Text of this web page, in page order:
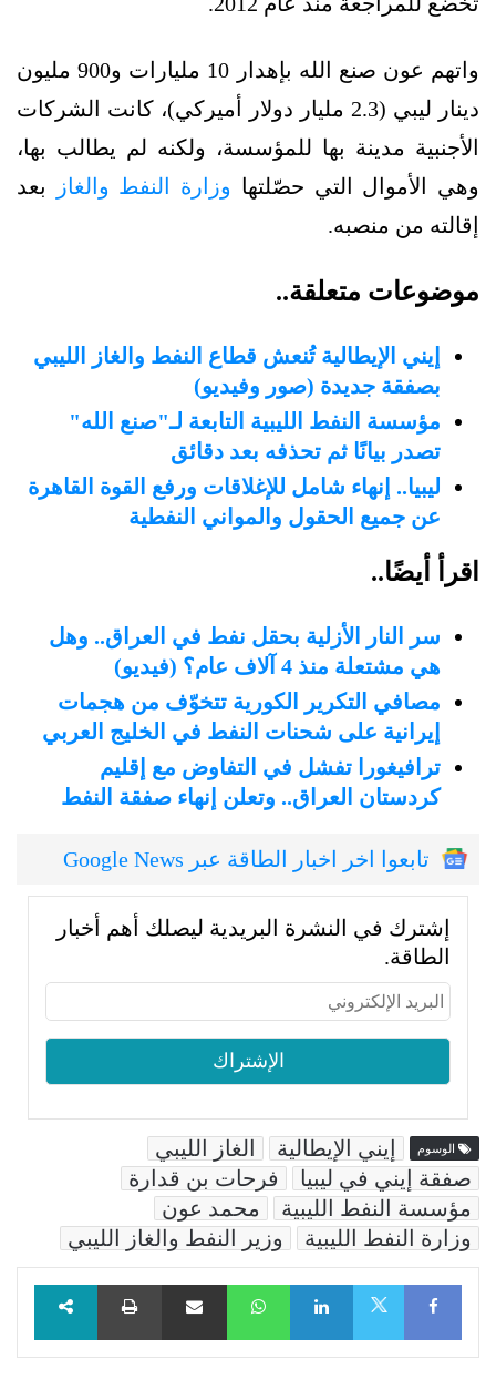
واتهم عون صنع الله بإهدار 10 مليارات و900 مليون
دينار ليبي (2.3 مليار دولار أميركي)، كانت الشركات
الأجنبية مدينة بها للمؤسسة، ولكنه لم يطالب بها،
وهي الأموال التي حصّلتها وزارة النفط والغاز
بعد
إقالته من منصبه.
موضوعات متعلقة..
إيني الإيطالية تُنعش قطاع النفط والغاز الليبي
بصفقة جديدة (صور وفيديو)
مؤسسة النفط الليبية التابعة لـ"صنع الله"
تصدر بيانًا ثم تحذفه بعد دقائق
ليبيا.. إنهاء شامل للإغلاقات ورفع القوة القاهرة
عن جميع الحقول والمواني النفطية
اقرأ أيضًا..
سر النار الأزلية بحقل نفط في العراق.. وهل
هي مشتعلة منذ 4 آلاف عام؟ (فيديو)
مصافي التكرير الكورية تتخوّف من هجمات
إيرانية على شحنات النفط في الخليج العربي
ترافيغورا تفشل في التفاوض مع إقليم
كردستان العراق.. وتعلن إنهاء صفقة النفط
تابعوا اخر اخبار الطاقة عبر Google News
إشترك في النشرة البريدية ليصلك أهم أخبار
الطاقة.
الوسوم إيني الإيطالية
الغاز الليبي
صفقة إيني في ليبيا
فرحات بن قدارة
مؤسسة النفط الليبية
محمد عون
وزارة النفط الليبية
وزير النفط والغاز الليبي
Facebook
LinkedIn
WhatsAppمشاركة عبر البريد طباعة